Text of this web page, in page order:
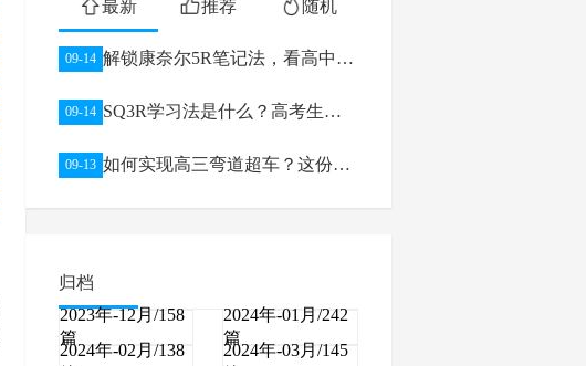
最新 推荐 随机
09-14 解锁康奈尔5R笔记法，看高中生
09-14 SQ3R学习法是什么？高考生如
09-13 如何实现高三弯道超车？这份高
归档
2023年-12月/158
篇
2024年-01月/242
篇
2024年-02月/138
2024年-03月/145